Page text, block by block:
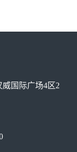
国际广场4区2